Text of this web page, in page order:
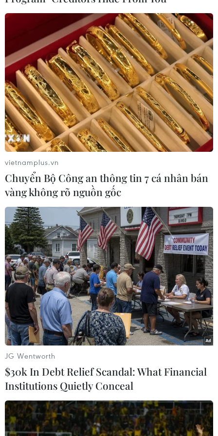
như phát triển công nghệ và đào tạo nhân sự,
mang lại lợi ích cho phía ASEAN.
Đà tăng trưởng của các doanh nghiệp Trung
Quốc đặt ra thách thức cạnh tranh đối với
những nhà sản xuất ôtô Nhật Bản. Thái Lan
cung cấp các khoản trợ cấp và giảm thuế cho
những doanh nghiệp sản xuất xe điện tại nước
này.
Các công ty Trung Quốc như BYD đã tận dụng
chương trình này, 85% xe điện bán ra tại Thái
Lan năm ngoái là từ các nhà sản xuất Trung
Quốc./.
Các nhà sản xuất ôtô Mỹ
dần mất chỗ đứng tại
Trung Quốc
Các công ty Trung Quốc được
chính phủ đầu tư và trợ cấp đã
vượt qua sự cạnh tranh về công
nghệ và phần mềm xe điện.
Doanh số của các nhà sản xuất
ôtô Mỹ đã giảm mạnh kể từ đỉnh
điểm cách đây vài năm.
vietnamplus.vn
Chuyển Bộ Công an thông tin 7 cá nhân bán
vàng không rõ nguồn gốc
JG Wentworth
$30k In Debt Relief Scandal: What Financial
Institutions Quietly Conceal